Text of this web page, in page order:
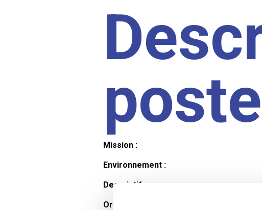
poste
Mission :
Environnement :
Descriptif :
Organisation et horaires :